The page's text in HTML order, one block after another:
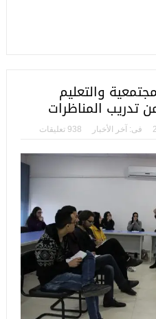
والتعليم
تدريب المناظرات
فى: آخر الأخبار 938 تعليقات